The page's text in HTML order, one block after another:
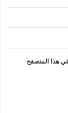
هذا المتصفح